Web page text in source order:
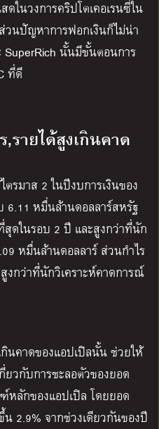
ดในวงการคริปโตเคอเรนซี่ใน
นปัญหาการฟอกเงินก็ไม่น่า
SuperRich นั้นมีขั้นตอนการ
ที่ดี
,รายได้สูงเกินคาด
ตรมาส 2 ในปีงบการเงินของ
หมื่นล้านดอลลาร์สหรัฐ
ดในรอบ 2 ปี และสูงกว่าที่นัก
หมื่นล้านดอลลาร์ ส่วนกำไร
งกว่าที่นักวิเคราะห์คาดการณ์
กินคาดของแอปเปิลนั้น ช่วยให้
วกับการชะลอตัวของยอด
ลักของแอปเปิล โดยยอด
2.9% จากช่วงเดียวกันของปี